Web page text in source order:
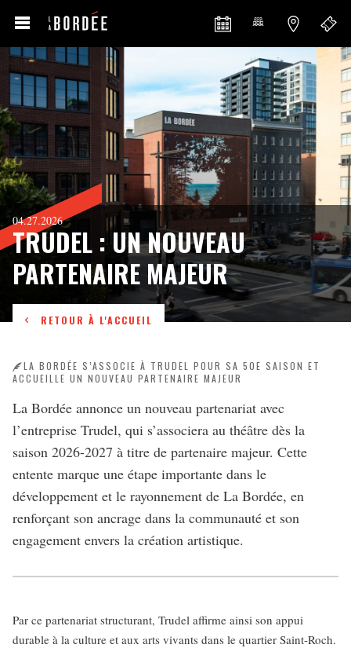
RETOUR À L'ACCUEIL
04.27.2026
TRUDEL : UN NOUVEAU
PARTENAIRE MAJEUR
LA BORDÉE S’ASSOCIE À TRUDEL POUR SA 50E SAISON ET
ACCUEILLE UN NOUVEAU PARTENAIRE MAJEUR
La Bordée annonce un nouveau partenariat avec
l’entreprise Trudel, qui s’associera au théâtre dès la
saison 2026-2027 à titre de partenaire majeur. Cette
entente marque une étape importante dans le
développement et le rayonnement de La Bordée, en
renforçant son ancrage dans la communauté et son
engagement envers la création artistique.
Par ce partenariat structurant, Trudel affirme ainsi son appui
durable à la culture et aux arts vivants dans le quartier Saint-Roch.